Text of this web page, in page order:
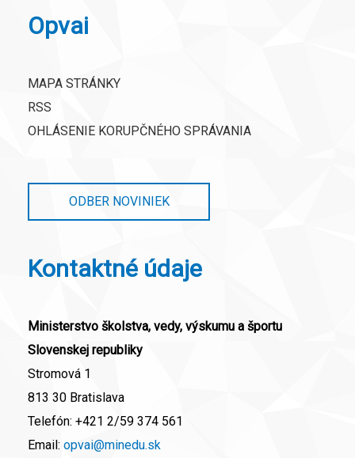
Opvai
MAPA STRÁNKY
RSS
OHLÁSENIE KORUPČNÉHO SPRÁVANIA
ODBER NOVINIEK
Kontaktné údaje
Ministerstvo školstva, vedy, výskumu a športu
Slovenskej republiky
Stromová 1
813 30 Bratislava
Telefón: +421 2/59 374 561
Email: opvai@minedu.sk